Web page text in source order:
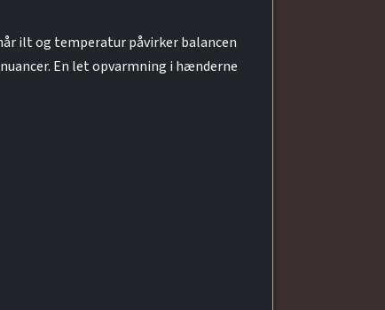
ilt og temperatur påvirker balancen
En let opvarmning i hænderne